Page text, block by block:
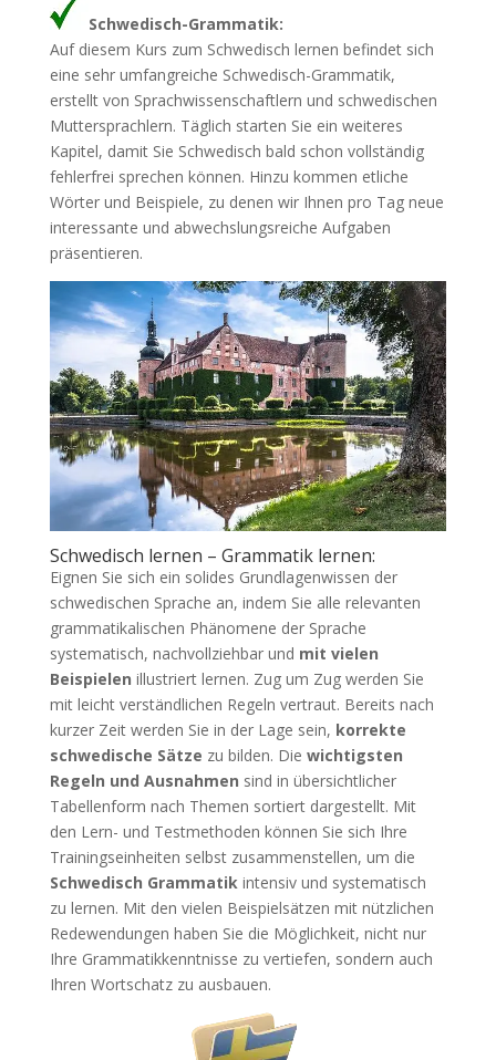
Schwedisch-Grammatik:
Auf diesem Kurs zum Schwedisch lernen befindet sich
eine sehr umfangreiche Schwedisch-Grammatik,
erstellt von Sprachwissenschaftlern und schwedischen
Muttersprachlern. Täglich starten Sie ein weiteres
Kapitel, damit Sie Schwedisch bald schon vollständig
fehlerfrei sprechen können. Hinzu kommen etliche
Wörter und Beispiele, zu denen wir Ihnen pro Tag neue
interessante und abwechslungsreiche Aufgaben
präsentieren.
Schwedisch lernen – Grammatik lernen:
Eignen Sie sich ein solides Grundlagenwissen der
schwedischen Sprache an, indem Sie alle relevanten
grammatikalischen Phänomene der Sprache
systematisch, nachvollziehbar und mit vielen
Beispielen illustriert lernen. Zug um Zug werden Sie
mit leicht verständlichen Regeln vertraut. Bereits nach
kurzer Zeit werden Sie in der Lage sein, korrekte
schwedische Sätze zu bilden. Die wichtigsten
Regeln und Ausnahmen sind in übersichtlicher
Tabellenform nach Themen sortiert dargestellt. Mit
den Lern- und Testmethoden können Sie sich Ihre
Trainingseinheiten selbst zusammenstellen, um die
Schwedisch Grammatikintensiv und systematisch
zu lernen. Mit den vielen Beispielsätzen mit nützlichen
Redewendungen haben Sie die Möglichkeit, nicht nur
Ihre Grammatikkenntnisse zu vertiefen, sondern auch
Ihren Wortschatz zu ausbauen.